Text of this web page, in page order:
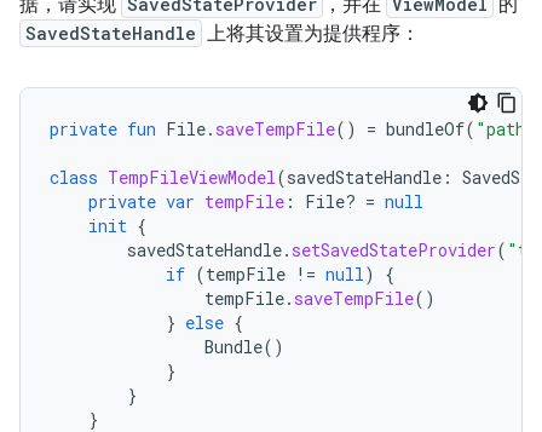
据，请实现
，并在 的
SavedStateHandle 上将其设置为提供程序：
private fun File. saveTempFile() = bundleOf( "path"
class TempFileViewModel(savedStateHandle :
private var tempFile : File? = null
init {
savedStateHandle. setSavedStateProvider(
if (tempFile != null)
{
tempFile. saveTempFile()
} else {
Bundle()
}
}
}